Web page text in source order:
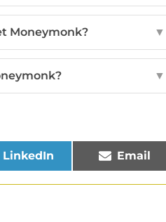
Moneymonk? ▼
▼
LinkedIn Email